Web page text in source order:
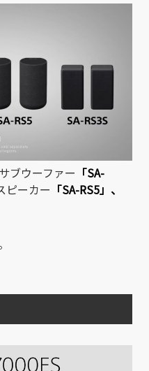
ブウーファー 「SA-
ピーカー 「SA-RS5」 、